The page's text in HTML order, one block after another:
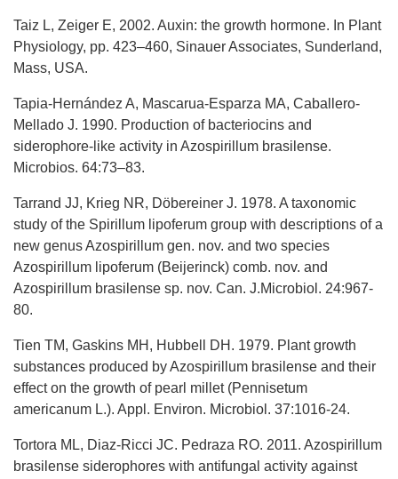
Taiz L, Zeiger E, 2002. Auxin: the growth hormone. In Plant
Physiology, pp. 423–460, Sinauer Associates, Sunderland,
Mass, USA.
Tapia-Hernández A, Mascarua-Esparza MA, Caballero-
Mellado J. 1990. Production of bacteriocins and
siderophore-like activity in Azospirillum brasilense.
Microbios. 64:73–83.
Tarrand JJ, Krieg NR, Döbereiner J. 1978. A taxonomic
study of the Spirillum lipoferum group with descriptions of a
new genus Azospirillum gen. nov. and two species
Azospirillum lipoferum (Beijerinck) comb. nov. and
Azospirillum brasilense sp. nov. Can. J.Microbiol. 24:967-
80.
Tien TM, Gaskins MH, Hubbell DH. 1979. Plant growth
substances produced by Azospirillum brasilense and their
effect on the growth of pearl millet (Pennisetum
americanum L.). Appl. Environ. Microbiol. 37:1016-24.
Tortora ML, Diaz-Ricci JC. Pedraza RO. 2011. Azospirillum
brasilense siderophores with antifungal activity against